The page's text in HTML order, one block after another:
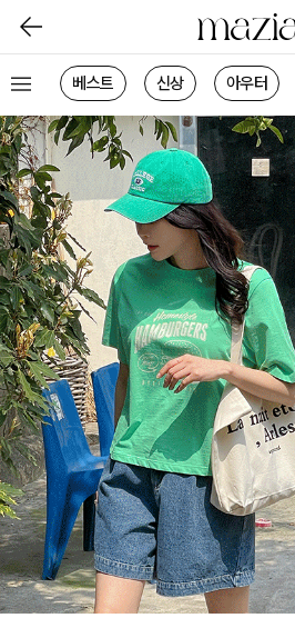
베스트 신상 아우터